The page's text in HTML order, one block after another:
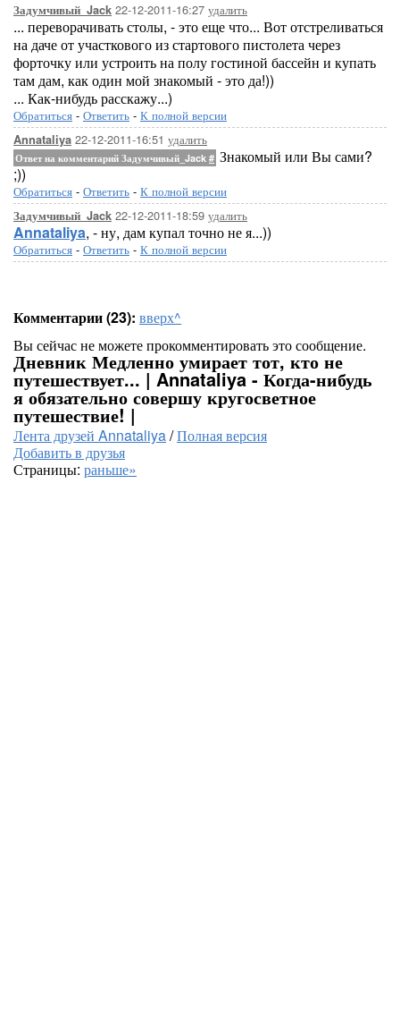
Задумчивый_Jack 22-12-2011-16:27 удалить
... переворачивать столы, - это еще что... Вот отстреливаться
на даче от участкового из стартового пистолета через
форточку или устроить на полу гостиной бассейн и купать
там дам, как один мой знакомый - это да!))
... Как-нибудь расскажу...)
Обратиться - Ответить - К полной версии
Annataliya 22-12-2011-16:51 удалить
Ответ на комментарий Задумчивый_Jack # Знакомый или Вы сами?
;))
Обратиться - Ответить - К полной версии
Задумчивый_Jack 22-12-2011-18:59 удалить
Annataliya, - ну, дам купал точно не я...))
Обратиться - Ответить - К полной версии
Комментарии (23): вверх^
Вы сейчас не можете прокомментировать это сообщение.
Дневник Медленно умирает тот, кто не
путешествует... | Annataliya - Когда-нибудь
я обязательно совершу кругосветное
путешествие! |
Лента друзей Annataliya/Полная версия
Добавить в друзья
Страницы: раньше»